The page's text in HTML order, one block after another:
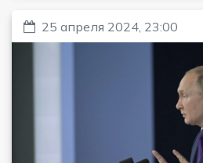
25 апреля 2024, 23:00